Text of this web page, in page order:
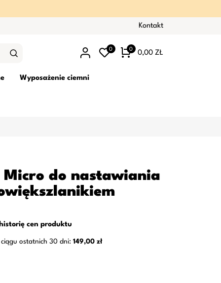
Kontakt
0 0 0,00 ZŁ
Wyposażenie ciemni
Micro do nastawiania
cen produktu
ciągu ostatnich 30 dni: 149,00 zł